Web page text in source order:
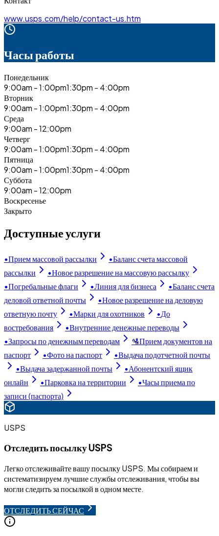
www.usps.com/help/contact-us.htm
Часы работы
Понедельник
9:00am - 1:00pm1:30pm - 4:00pm
Вторник
9:00am - 1:00pm1:30pm - 4:00pm
Среда
9:00am - 12:00pm
Четверг
9:00am - 1:00pm1:30pm - 4:00pm
Пятница
9:00am - 1:00pm1:30pm - 4:00pm
Суббота
9:00am - 12:00pm
Воскресенье
Закрыто
Доступные услуги
•Прием массовой рассылки •Баланс счета массовой
рассылки
•Новое разрешение на массовую рассылку
•Погребальные флаги •Линия для бизнеса •Баланс счета
деловой ответной почты
•Новое разрешение на деловую
ответную почту
•Марки для охотников •До
востребования
•Внутренние денежные переводы
•Запросы по денежным переводам 🛂Прием документов на
паспорт
•Фото на паспорт •Выдача подотчетной почты
•Выдача задержанной почты •Абонентский ящик
онлайн
•Парковка на территории •Часы приема по
записи (паспорта)
USPS
Отследить посылку USPS
Легко отслеживайте вашу посылку USPS. Мы собираем и
систематизируем лучшие службы отслеживания, чтобы вы
могли следить за посылкой в одном месте.
ОТСЛЕДИТЬ СЕЙЧАС